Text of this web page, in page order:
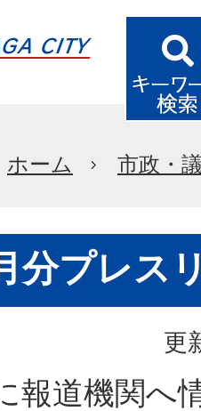
ホーム 市政・
分プレス
更
報道機関へ